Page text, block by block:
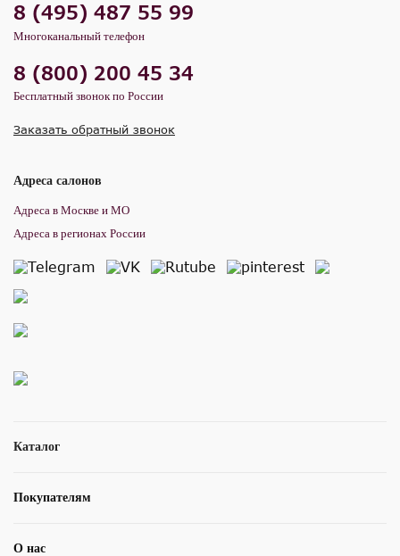
Каталог
Покупателям
О нас
8 (495) 487 55 99
Многоканальный телефон
8 (800) 200 45 34
Бесплатный звонок по России
Заказать обратный звонок
Адреса салонов
Адреса в Москве и МО
Адреса в регионах России